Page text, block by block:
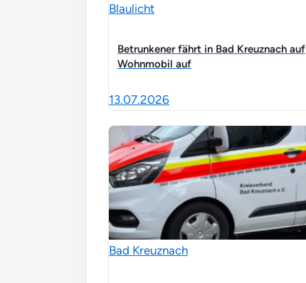
Blaulicht
Betrunkener fährt in Bad Kreuznach auf
Wohnmobil auf
13.07.2026
Bad Kreuznach